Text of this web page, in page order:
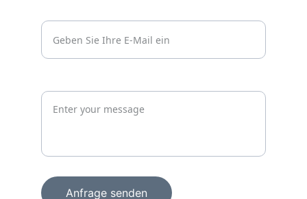
Anfrage senden